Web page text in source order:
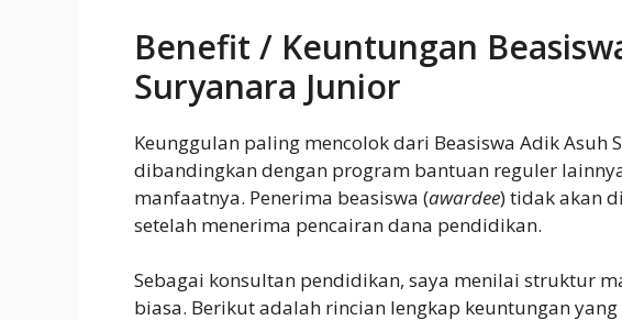
Benefit / Keuntungan
Suryanara Junior
Keunggulan paling mencolok dari Beasiswa Adik Asuh
dibandingkan dengan program bantuan reguler
manfaatnya. Penerima beasiswa (awardee) tidak akan
setelah menerima pencairan dana pendidikan.
Sebagai konsultan pendidikan, saya menilai struktur
biasa. Berikut adalah rincian lengkap keuntungan